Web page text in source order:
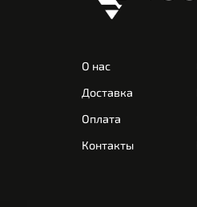
О нас
Доставка
Оплата
Контакты